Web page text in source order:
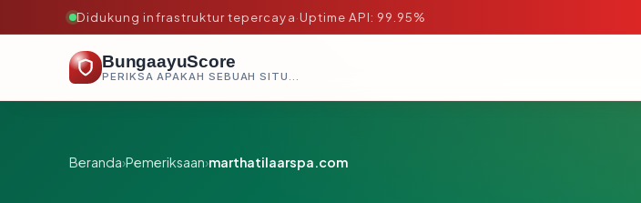
Didukung infrastruktur tepercaya·Uptime API: 99.95%
BungaayuScore
PERIKSA APAKAH SEBUAH SITUS AMAN, TEPERCAYA, DAN TERVERIFIKASI DALAM HITUNGAN DETIK.
Beranda›Pemeriksaan›marthatilaarspa.com